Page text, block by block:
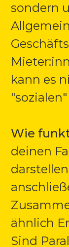
sondern
kann es
Wie
deinen
ähnlich
Sind